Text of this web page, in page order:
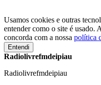
Usamos cookies e outras
entender como o site é usado.
concorda com a nossa política
Entendi
Radiolivrefmdeipiau
Radiolivrefmdeipiau